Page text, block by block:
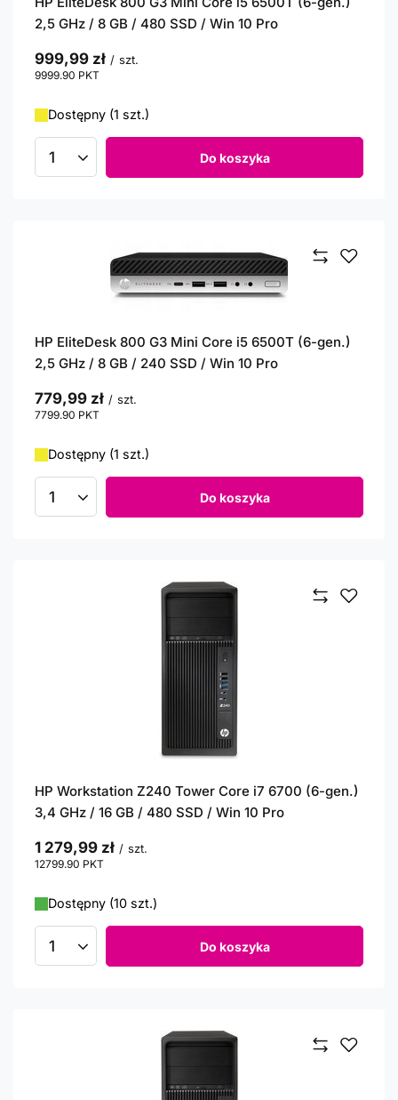
2,5 GHz / 8 GB / 480 SSD / Win 10 Pro
999,99 zł / szt.
9999.90 PKT
Dostępny (1 szt.)
Ilość produktów Do koszyka
HP EliteDesk 800 G3 Mini Core i5 6500T (6-gen.)
2,5 GHz / 8 GB / 240 SSD / Win 10 Pro
779,99 zł / szt.
7799.90 PKT
Dostępny (1 szt.)
Ilość produktów Do koszyka
HP Workstation Z240 Tower Core i7 6700 (6-gen.)
3,4 GHz / 16 GB / 480 SSD / Win 10 Pro
1 279,99 zł / szt.
12799.90 PKT
Dostępny (10 szt.)
Ilość produktów Do koszyka